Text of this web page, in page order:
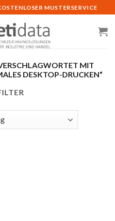
MUSTERSERVICE
MIT
DESKTOP-DRUCKEN“